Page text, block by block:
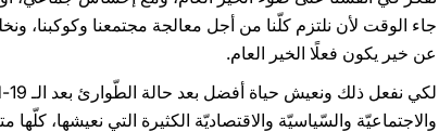
جاء الوقت لأن نلتزم كلّنا من أجل معالجة مجتمعنا
عن خير يكون فعلًا الخير العام.
والاجتماعيّة والسّياسيّة والاقتصاديّة الكثيرة التي نعيشها،